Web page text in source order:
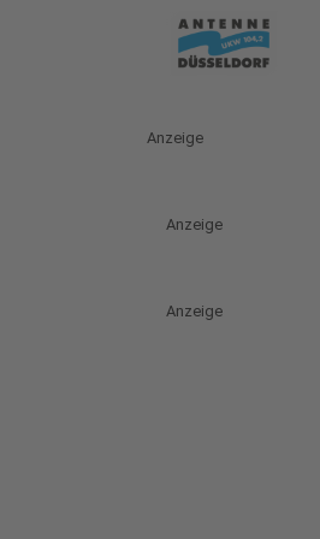
Anzeige
Anzeige
Anzeige